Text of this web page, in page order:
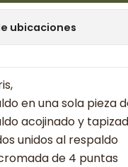
ubicaciones
en una sola pieza
acojinado y
unidos al respaldo
de 4 puntas